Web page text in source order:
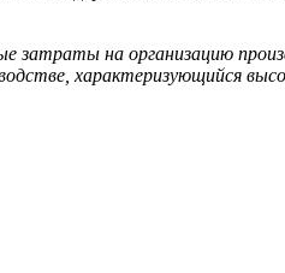
затраты на организацию
характеризующийся